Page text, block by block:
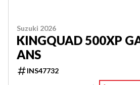
Suzuki 2026
KINGQUAD 500XP
ANS
INS47732